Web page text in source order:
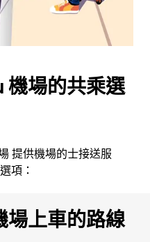
機場的共乘選
提供機場的士接送服
項：
場上車的路線